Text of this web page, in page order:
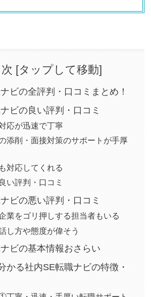
次 [タップして移動]
ビの全評判・口コミまとめ！
ビの良い評判・口コミ
応が迅速で丁寧
添削・面接対策のサポートが手厚
対応してくれる
い評判・口コミ
ビの悪い評判・口コミ
業をゴリ押しする担当者もいる
し方や態度が偉そう
ビの基本情報おさらい
かる社内SE転職ナビの特徴・